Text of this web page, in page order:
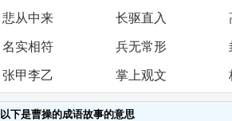
悲从中来 长驱直入
名实相符 兵无常形
张甲李乙 掌上观文
以下是曹操的成语故事的意思